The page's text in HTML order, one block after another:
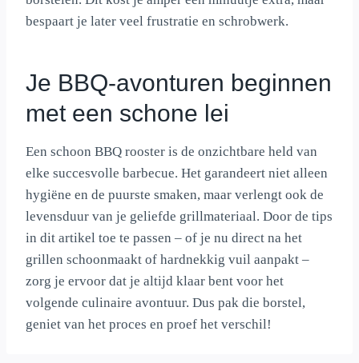
bespaart je later veel frustratie en schrobwerk.
Je BBQ-avonturen beginnen
met een schone lei
Een schoon BBQ rooster is de onzichtbare held van
elke succesvolle barbecue. Het garandeert niet alleen
hygiëne en de puurste smaken, maar verlengt ook de
levensduur van je geliefde grillmateriaal. Door de tips
in dit artikel toe te passen – of je nu direct na het
grillen schoonmaakt of hardnekkig vuil aanpakt –
zorg je ervoor dat je altijd klaar bent voor het
volgende culinaire avontuur. Dus pak die borstel,
geniet van het proces en proef het verschil!